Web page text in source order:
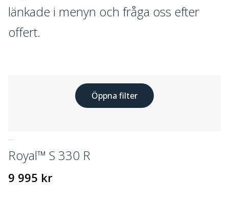
länkade i menyn och fråga oss efter
offert.
Öppna filter
Royal™ S 330 R
9 995 kr